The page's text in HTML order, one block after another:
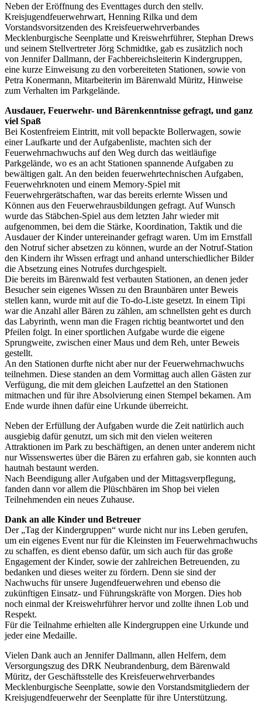
Neben der Eröffnung des Eventtages durch den stellv.
Kreisjugendfeuerwehrwart, Henning Rilka und dem
Vorstandsvorsitzenden des Kreisfeuerwehrverbandes
Mecklenburgische Seenplatte und Kreiswehrführer, Stephan Drews
und seinem Stellvertreter Jörg Schmidtke, gab es zusätzlich noch
von Jennifer Dallmann, der Fachbereichsleiterin Kindergruppen,
eine kurze Einweisung zu den vorbereiteten Stationen, sowie von
Petra Konermann, Mitarbeiterin im Bärenwald Müritz, Hinweise
zum Verhalten im Parkgelände.
Ausdauer, Feuerwehr- und Bärenkenntnisse gefragt, und ganz
viel Spaß
Bei Kostenfreiem Eintritt, mit voll bepackte Bollerwagen, sowie
einer Laufkarte und der Aufgabenliste, machten sich der
Feuerwehrnachwuchs auf den Weg durch das weitläufige
Parkgelände, wo es an acht Stationen spannende Aufgaben zu
bewältigen galt. An den beiden feuerwehrtechnischen Aufgaben,
Feuerwehrknoten und einem Memory-Spiel mit
Feuerwehrgerätschaften, war das bereits erlernte Wissen und
Können aus den Feuerwehrausbildungen gefragt. Auf Wunsch
wurde das Stäbchen-Spiel aus dem letzten Jahr wieder mit
aufgenommen, bei dem die Stärke, Koordination, Taktik und die
Ausdauer der Kinder untereinander gefragt waren. Um im Ernstfall
den Notruf sicher absetzen zu können, wurde an der Notruf-Station
den Kindern ihr Wissen erfragt und anhand unterschiedlicher Bilder
die Absetzung eines Notrufes durchgespielt.
Die bereits im Bärenwald fest verbauten Stationen, an denen jeder
Besucher sein eigenes Wissen zu den Braunbären unter Beweis
stellen kann, wurde mit auf die To-do-Liste gesetzt. In einem Tipi
war die Anzahl aller Bären zu zählen, am schnellsten geht es durch
das Labyrinth, wenn man die Fragen richtig beantwortet und den
Pfeilen folgt. In einer sportlichen Aufgabe wurde die eigene
Sprungweite, zwischen einer Maus und dem Reh, unter Beweis
gestellt.
An den Stationen durfte nicht aber nur der Feuerwehrnachwuchs
teilnehmen. Diese standen an dem Vormittag auch allen Gästen zur
Verfügung, die mit dem gleichen Laufzettel an den Stationen
mitmachen und für ihre Absolvierung einen Stempel bekamen. Am
Ende wurde ihnen dafür eine Urkunde überreicht.
Neben der Erfüllung der Aufgaben wurde die Zeit natürlich auch
ausgiebig dafür genutzt, um sich mit den vielen weiteren
Attraktionen im Park zu beschäftigen, an denen unter anderem nicht
nur Wissenswertes über die Bären zu erfahren gab, sie konnten auch
hautnah bestaunt werden.
Nach Beendigung aller Aufgaben und der Mittagsverpflegung,
fanden dann vor allem die Plüschbären im Shop bei vielen
Teilnehmenden ein neues Zuhause.
Dank an alle Kinder und Betreuer
Der „Tag der Kindergruppen“ wurde nicht nur ins Leben gerufen,
um ein eigenes Event nur für die Kleinsten im Feuerwehrnachwuchs
zu schaffen, es dient ebenso dafür, um sich auch für das große
Engagement der Kinder, sowie der zahlreichen Betreuenden, zu
bedanken und dieses weiter zu fördern. Denn sie sind der
Nachwuchs für unsere Jugendfeuerwehren und ebenso die
zukünftigen Einsatz- und Führungskräfte von Morgen. Dies hob
noch einmal der Kreiswehrführer hervor und zollte ihnen Lob und
Respekt.
Für die Teilnahme erhielten alle Kindergruppen eine Urkunde und
jeder eine Medaille.
Vielen Dank auch an Jennifer Dallmann, allen Helfern, dem
Versorgungszug des DRK Neubrandenburg, dem Bärenwald
Müritz, der Geschäftsstelle des Kreisfeuerwehrverbandes
Mecklenburgische Seenplatte, sowie den Vorstandsmitgliedern der
Kreisjugendfeuerwehr der Seenplatte für ihre Unterstützung.